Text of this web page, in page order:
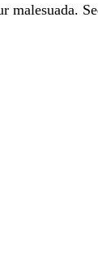
malesuada.